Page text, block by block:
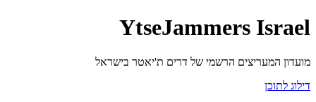
YtseJammers Israel
מועדון המעריצים הרשמי של דרים ת'יאטר בישראל
דילוג לתוכן